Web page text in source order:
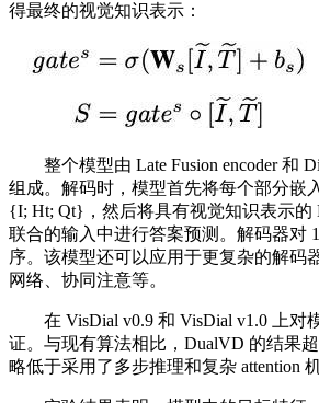
得最终的视觉知识表示：
整个模型由 Late Fusion encoder 和
组成。解码时，模型首先将每个部分嵌
{I; Ht; Qt}，然后将具有视觉知识表示的
联合的输入中进行答案预测。解码器对
序。该模型还可以应用于更复杂的解码
网络、协同注意等。
在 VisDial v0.9 和 VisDial v1.0 上对
证。与现有算法相比，DualVD 的结果
略低于采用了多步推理和复杂 attention